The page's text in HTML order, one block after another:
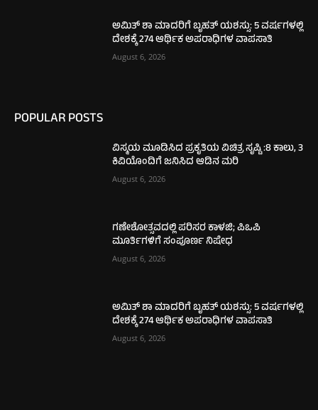
ಅಮಿತ್ ಶಾ ಮಾದರಿಗೆ ಬೃಹತ್ ಯಶಸ್ಸು: 5 ವರ್ಷಗಳಲ್ಲಿ
ದೇಶಕ್ಕೆ 274 ಆರ್ಥಿಕ ಅಪರಾಧಿಗಳ ವಾಪಸಾತಿ
August 6, 2026
POPULAR POSTS
ವಿಸ್ಮಯ ಮೂಡಿಸಿದ ಪ್ರಕೃತಿಯ ವಿಚಿತ್ರ ಸೃಷ್ಟಿ :8 ಕಾಲು, 3
ಕಿವಿಯೊಂದಿಗೆ ಜನಿಸಿದ ಆಡಿನ ಮರಿ
August 6, 2026
ಗಣೇಶೋತ್ಸವದಲ್ಲಿ ಪರಿಸರ ಕಾಳಜಿ; ಪಿಒಪಿ
ಮೂರ್ತಿಗಳಿಗೆ ಸಂಪೂರ್ಣ ನಿಷೇಧ
August 6, 2026
ಅಮಿತ್ ಶಾ ಮಾದರಿಗೆ ಬೃಹತ್ ಯಶಸ್ಸು: 5 ವರ್ಷಗಳಲ್ಲಿ
ದೇಶಕ್ಕೆ 274 ಆರ್ಥಿಕ ಅಪರಾಧಿಗಳ ವಾಪಸಾತಿ
August 6, 2026